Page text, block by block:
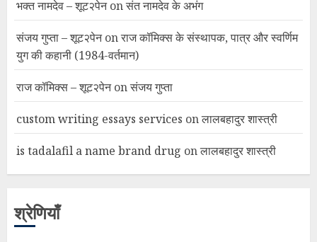
भक्त नामदेव – शूट२पेनonसंत नामदेव के अभंग
संजय गुप्ता – शूट२पेनonराज कॉमिक्स के संस्थापक, पात्र और स्वर्णिम
युग की कहानी (1984-वर्तमान)
राज कॉमिक्स – शूट२पेनonसंजय गुप्ता
custom writing essays services onलालबहादुर शास्त्री
is tadalafil a name brand drug onलालबहादुर शास्त्री
श्रेणियाँ